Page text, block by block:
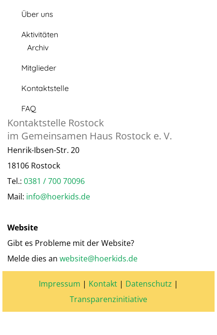
Über uns
Aktivitäten
Archiv
Mitglieder
Kontaktstelle
FAQ
Kontaktstelle Rostock
im Gemeinsamen Haus Rostock e. V.
Henrik-Ibsen-Str. 20
18106 Rostock
Tel.: 0381 / 700 70096
Mail: info@hoerkids.de
Website
Gibt es Probleme mit der Website?
Melde dies an website@hoerkids.de
Impressum | Kontakt | Datenschutz |
Transparenzinitiative